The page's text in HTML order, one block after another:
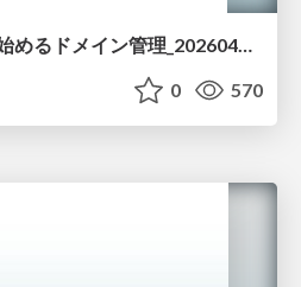
.nagoyaドメインから始めるドメイン管理_20260429
0 570